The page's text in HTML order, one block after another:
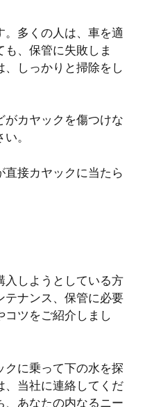
。多くの人は、車を適
、保管に失敗しま
しっかりと掃除をし
がカヤックを傷つけな
。
接カヤックに当たら
入しようとしている方
テナンス、保管に必要
コツをご紹介しまし
クに乗って下の水を探
、当社に連絡してくだ
、あなたの内なるニー